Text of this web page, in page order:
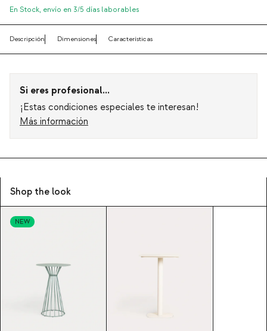
En Stock, envío en 3/5 días laborables
Descripción Dimensiones Características
Si eres profesional...
¡Estas condiciones especiales te interesan!
Más información
Shop the look
NEW